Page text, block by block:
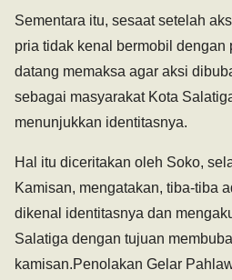
Sementara itu, sesaat setelah
pria tidak kenal bermobil dengan
datang memaksa agar aksi
sebagai masyarakat Kota
menunjukkan identitasnya.
Hal itu diceritakan oleh Soko,
Kamisan, mengatakan, tiba-tiba
dikenal identitasnya dan
Salatiga dengan tujuan
kamisan.Penolakan Gelar